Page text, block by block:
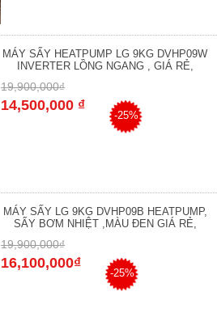
MÁY SẤY HEATPUMP LG 9KG DVHP09W
INVERTER LỒNG NGANG , GIÁ RẺ,
19,900,000₫
14,500,000 ₫
-25%
MÁY SẤY LG 9KG DVHP09B HEATPUMP,
SẤY BƠM NHIỆT ,MÀU ĐEN GIÁ RẺ,
19,900,000₫
16,100,000₫
-25%